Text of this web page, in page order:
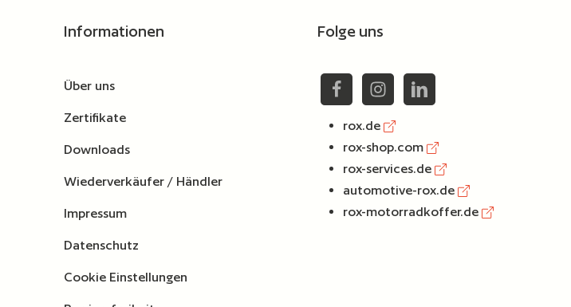
Informationen
Über uns
Zertifikate
Downloads
Wiederverkäufer / Händler
Impressum
Datenschutz
Cookie Einstellungen
Folge uns
rox.de
rox-shop.com
rox-services.de
automotive-rox.de
rox-motorradkoffer.de